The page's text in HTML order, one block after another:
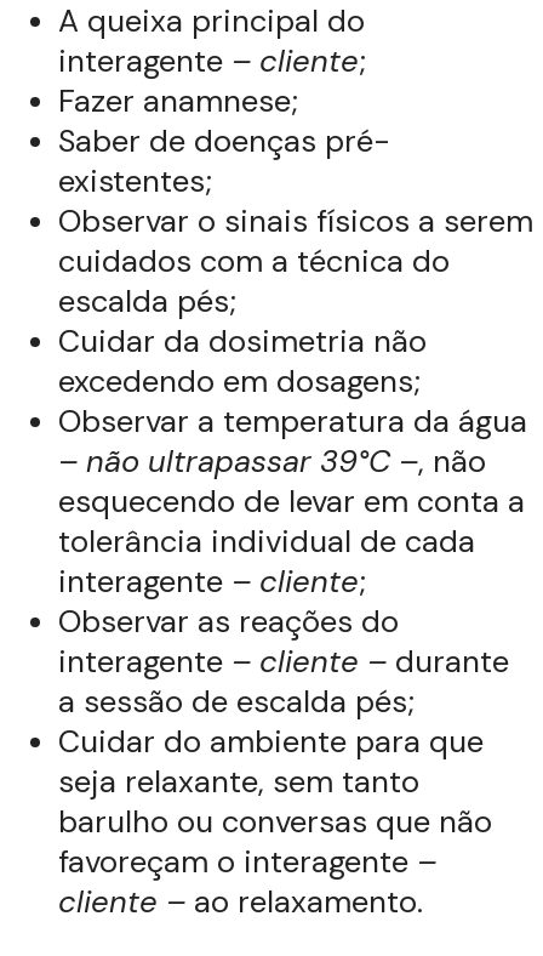
A queixa principal do
interagente – cliente;
Fazer anamnese;
Saber de doenças pré-
existentes;
Observar o sinais físicos a serem
cuidados com a técnica do
escalda pés;
Cuidar da dosimetria não
excedendo em dosagens;
Observar a temperatura da água
– não ultrapassar 39°C –, não
esquecendo de levar em conta a
tolerância individual de cada
interagente – cliente;
Observar as reações do
interagente – cliente – durante
a sessão de escalda pés;
Cuidar do ambiente para que
seja relaxante, sem tanto
barulho ou conversas que não
favoreçam o interagente –
cliente – ao relaxamento.